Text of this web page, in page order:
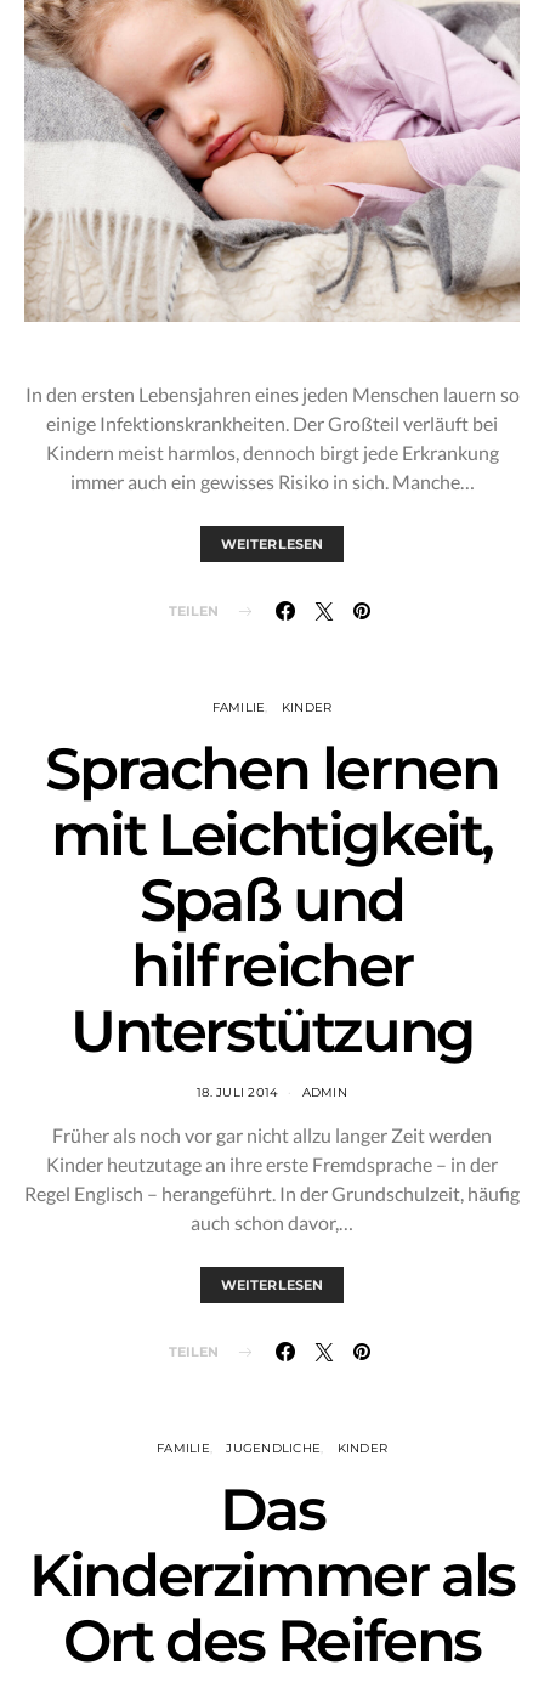
In den ersten Lebensjahren eines jeden Menschen lauern so
einige Infektionskrankheiten. Der Großteil verläuft bei
Kindern meist harmlos, dennoch birgt jede Erkrankung
immer auch ein gewisses Risiko in sich. Manche…
WEITERLESEN
TEILEN
FAMILIE KINDER
Sprachen lernen
mit Leichtigkeit,
Spaß und
hilfreicher
Unterstützung
18. JULI 2014 ADMIN
Früher als noch vor gar nicht allzu langer Zeit werden
Kinder heutzutage an ihre erste Fremdsprache – in der
Regel Englisch – herangeführt. In der Grundschulzeit, häufig
auch schon davor,…
WEITERLESEN
TEILEN
FAMILIE JUGENDLICHE KINDER
Das
Kinderzimmer als
Ort des Reifens